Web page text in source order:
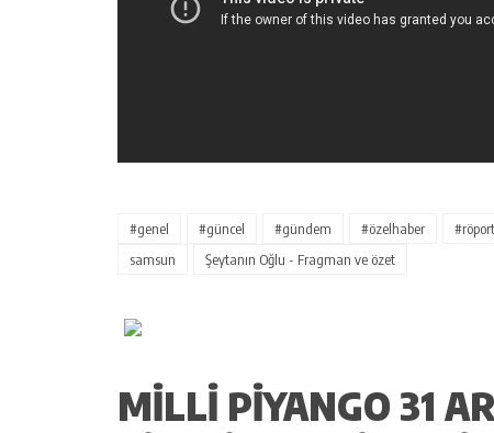
#genel #güncel #gündem #özelhaber
samsun
Şeytanın Oğlu - Fragman ve özet
MILLI PIYANGO 31